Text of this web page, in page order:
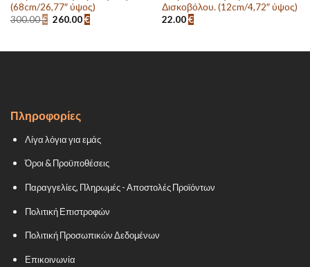
(68cm/26,77″ ύψος)
300.00€ Original
260.00€Η
τρέχουσα
260.00 €.
Δισκοβόλου. (12cm/4,72″ ύψος)
22.00€
Πληροφορίες
Λίγα λόγια για εμάς
Όροι & Προϋποθέσεις
Παραγγελίες, Πληρωμές - Αποστολές Προϊόντων
Πολιτική Επιστροφών
Πολιτική Προσωπικών Δεδομένων
Επικοινωνία